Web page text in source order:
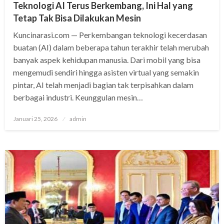
Teknologi AI Terus Berkembang, Ini Hal yang
Tetap Tak Bisa Dilakukan Mesin
Kuncinarasi.com — Perkembangan teknologi kecerdasan
buatan (AI) dalam beberapa tahun terakhir telah merubah
banyak aspek kehidupan manusia. Dari mobil yang bisa
mengemudi sendiri hingga asisten virtual yang semakin
pintar, AI telah menjadi bagian tak terpisahkan dalam
berbagai industri. Keunggulan mesin…
Posted
Januari 25, 2026 admin